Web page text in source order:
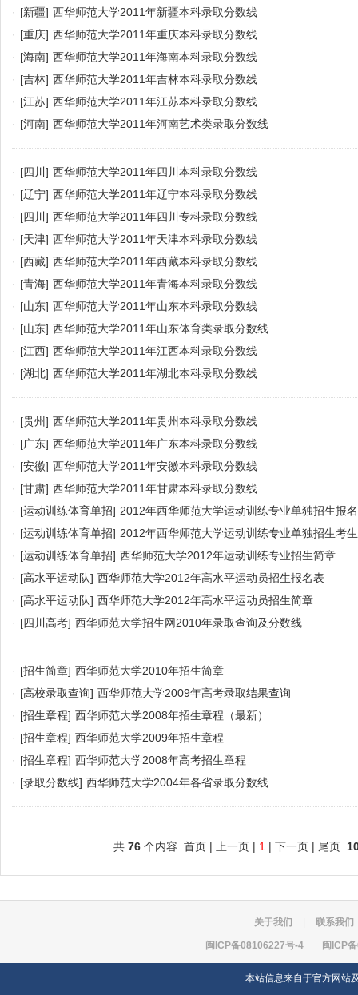
· [新疆] 西华师范大学2011年新疆本科录取分数线
· [重庆] 西华师范大学2011年重庆本科录取分数线
· [海南] 西华师范大学2011年海南本科录取分数线
· [吉林] 西华师范大学2011年吉林本科录取分数线
· [江苏] 西华师范大学2011年江苏本科录取分数线
· [河南] 西华师范大学2011年河南艺术类录取分数线
· [四川] 西华师范大学2011年四川本科录取分数线
· [辽宁] 西华师范大学2011年辽宁本科录取分数线
· [四川] 西华师范大学2011年四川专科录取分数线
· [天津] 西华师范大学2011年天津本科录取分数线
· [西藏] 西华师范大学2011年西藏本科录取分数线
· [青海] 西华师范大学2011年青海本科录取分数线
· [山东] 西华师范大学2011年山东本科录取分数线
· [山东] 西华师范大学2011年山东体育类录取分数线
· [江西] 西华师范大学2011年江西本科录取分数线
· [湖北] 西华师范大学2011年湖北本科录取分数线
· [贵州] 西华师范大学2011年贵州本科录取分数线
· [广东] 西华师范大学2011年广东本科录取分数线
· [安徽] 西华师范大学2011年安徽本科录取分数线
· [甘肃] 西华师范大学2011年甘肃本科录取分数线
· [运动训练体育单招] 2012年西华师范大学运动训练专业单独招生报
· [运动训练体育单招] 2012年西华师范大学运动训练专业单独招生考
· [运动训练体育单招] 西华师范大学2012年运动训练专业招生简章
· [高水平运动队] 西华师范大学2012年高水平运动员招生报名表
· [高水平运动队] 西华师范大学2012年高水平运动员招生简章
· [四川高考] 西华师范大学招生网2010年录取查询及分数线
· [招生简章] 西华师范大学2010年招生简章
· [高校录取查询] 西华师范大学2009年高考录取结果查询
· [招生章程] 西华师范大学2008年招生章程（最新）
· [招生章程] 西华师范大学2009年招生章程
· [招生章程] 西华师范大学2008年高考招生章程
· [录取分数线] 西华师范大学2004年各省录取分数线
共 76 个内容 首页 | 上一页 | 1 | 下一页 | 尾页
关于我们 联系我们
闽ICP备08106227号-4 闽ICP
本站信息来自于官方网站